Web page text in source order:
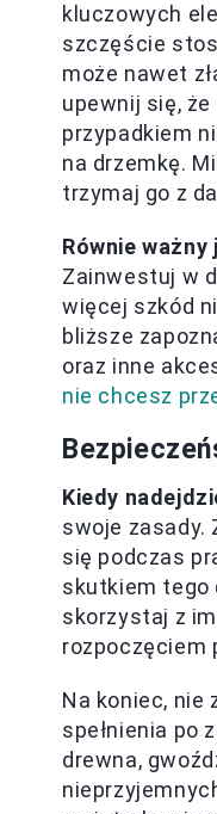
kluczowych
szczęście
może nawet
upewnij się,
przypadkiem
na drzemkę.
trzymaj go z
Równie
Zainwestuj w
więcej szkód
bliższe
oraz inne
nie chcesz
Kiedy
swoje zasady.
się podczas
skutkiem tego
skorzystaj z
rozpoczęciem
Na koniec, nie
spełnienia po
drewna,